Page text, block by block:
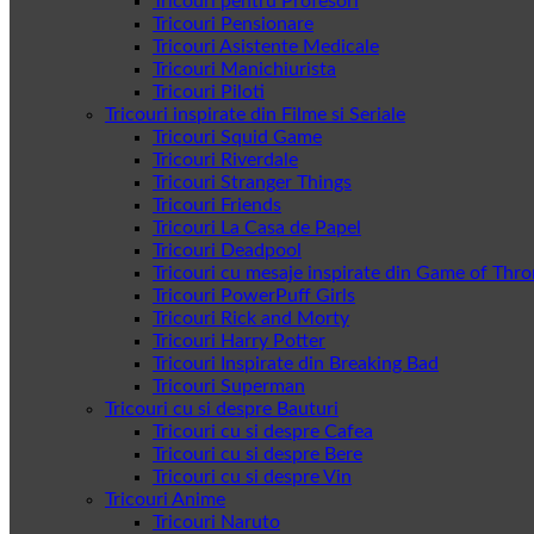
Tricouri Pensionare
Tricouri Asistente Medicale
Tricouri Manichiurista
Tricouri Piloti
Tricouri inspirate din Filme si Seriale
Tricouri Squid Game
Tricouri Riverdale
Tricouri Stranger Things
Tricouri Friends
Tricouri La Casa de Papel
Tricouri Deadpool
Tricouri cu mesaje inspirate din Game of
Tricouri PowerPuff Girls
Tricouri Rick and Morty
Tricouri Harry Potter
Tricouri Inspirate din Breaking Bad
Tricouri Superman
Tricouri cu si despre Bauturi
Tricouri cu si despre Cafea
Tricouri cu si despre Bere
Tricouri cu si despre Vin
Tricouri Anime
Tricouri Naruto